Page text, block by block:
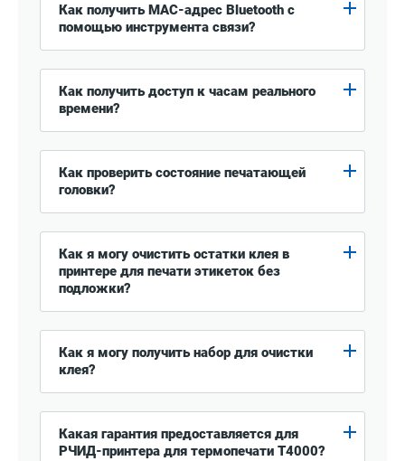
Как получить MAC-адрес Bluetooth с
помощью инструмента связи?
Как получить доступ к часам реального
времени?
Как проверить состояние печатающей
головки?
Как я могу очистить остатки клея в
принтере для печати этикеток без
подложки?
Как я могу получить набор для очистки
клея?
Какая гарантия предоставляется для
РЧИД-принтера для термопечати T4000?